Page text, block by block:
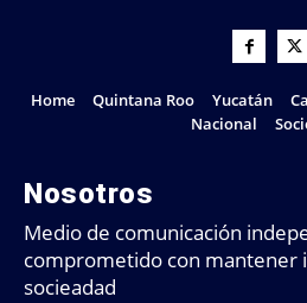
Home Quintana Roo Yucatán
Nacional
Nosotros
Medio de comunicación
comprometido con mantener
socieadad